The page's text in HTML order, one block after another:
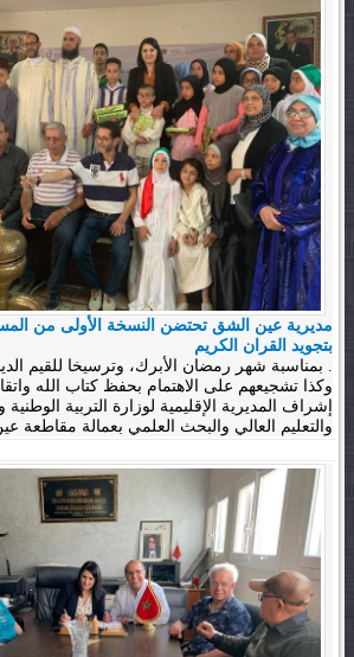
مديرية عين الشق تحتضن النسخة الأولى من
بتجويد القران الكريم
. بمناسبة شهر رمضان الأبرك، وترسيخا للقيم
وكذا تشجيعهم على الاهتمام بحفظ كتاب الله
إشراف المديرية الإقليمية لوزارة التربية الوطنية
والتعليم العالي والبحث العلمي بعمالة مقاطعة